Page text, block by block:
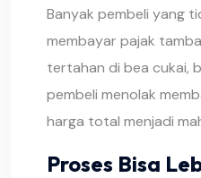
Banyak pembeli yang
membayar pajak
tertahan di bea cukai,
pembeli menolak
harga total menjadi
Proses Bisa